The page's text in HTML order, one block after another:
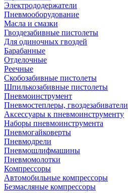
Электрододержатели
Пневмооборудование
Масла и смазки
Гвоздезабивные пистолеты
Для одиночных гвоздей
Барабанные
Отделочные
Реечные
Скобозабивные пистолеты
Шпилькозабивные пистолеты
Пневмоинструмент
Пневмостеплеры, гвоздезабиватели
Аксессуары к пневмоинструменту
Наборы пневмоинструмента
Пневмогайковерты
Пневмодрели
Пневмошлифмашины
Пневмомолотки
Компрессоры
Автомобильные компрессоры
Безмасляные компрессоры